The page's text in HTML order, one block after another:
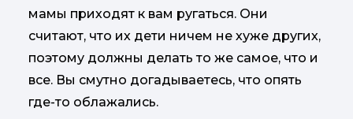
мамы приходят к вам ругаться. Они
считают, что их дети ничем не хуже других,
поэтому должны делать то же самое, что и
все. Вы смутно догадываетесь, что опять
где-то облажались.